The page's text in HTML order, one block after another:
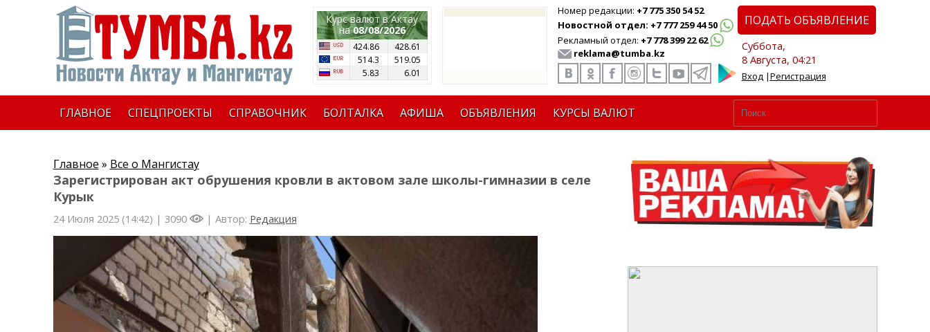
Курс валют в Актау
на08/08/2026
424.86
428.61
514.3
519.05
5.83
6.01
Номер редакции: +7 775 350 54 52
Новостной отдел: +7 777 259 44 50
Рекламный отдел: +7 778 399 22 62
reklama@tumba.kz
ПОДАТЬ ОБЪЯВЛЕНИЕ
Суббота,
8 Августа, 04:21
Вход|Регистрация
ГЛАВНОЕ СПЕЦПРОЕКТЫ СПРАВОЧНИК БОЛТАЛКА АФИША ОБЪЯВЛЕНИЯ КУРСЫ ВАЛЮТ
Главное » Все о Мангистау
Зарегистрирован акт обрушения кровли в актовом зале школы-гимназии в селе
Курык
24 Июля 2025 (14:42) | 3090 | Автор: Редакция